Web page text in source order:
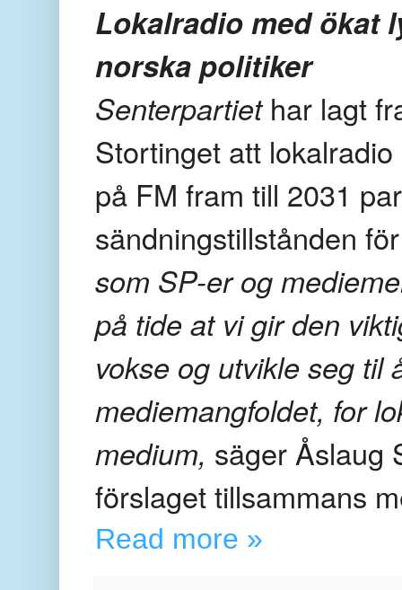
Lokalradio med ökat
norska politiker
Senterpartiethar lagt
Stortinget att
på FM fram till 2031
sändningstillstånden
som SP-er og
på tide at vi gir den
vokse og utvikle seg til
mediemangfoldet, for
medium, säger Åslaug
förslaget tillsammans
Read more »